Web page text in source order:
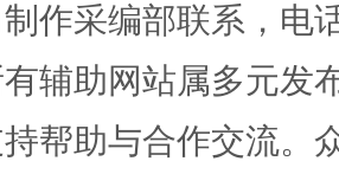
力责任有效落实 一纸欠
作采编部联系，电
辅助网站属多元发
帮助与合作交流。